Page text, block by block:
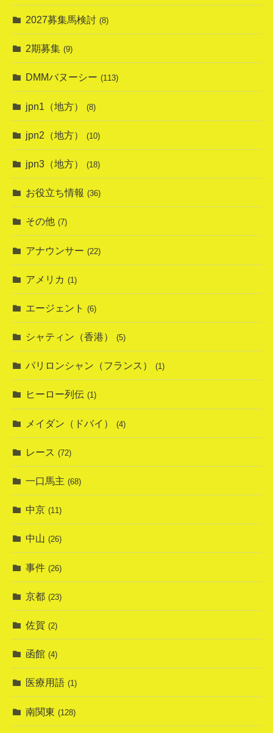
2027募集馬検討 (8)
2期募集 (9)
DMMバヌーシー (113)
jpn1（地方） (8)
jpn2（地方） (10)
jpn3（地方） (18)
お役立ち情報 (36)
その他 (7)
アナウンサー (22)
アメリカ (1)
エージェント (6)
シャティン（香港） (5)
パリロンシャン（フランス） (1)
ヒーロー列伝 (1)
メイダン（ドバイ） (4)
レース (72)
一口馬主 (68)
中京 (11)
中山 (26)
事件 (26)
京都 (23)
佐賀 (2)
函館 (4)
医療用語 (1)
南関東 (128)